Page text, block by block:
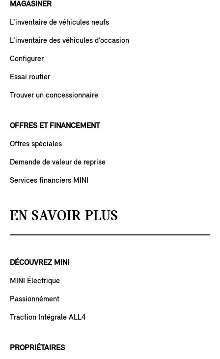
MAGASINER
L’inventaire de véhicules neufs
L’inventaire des véhicules d’occasion
Configurer
Essai routier
Trouver un concessionnaire
OFFRES ET FINANCEMENT
Offres spéciales
Demande de valeur de reprise
Services financiers MINI
EN SAVOIR PLUS
DÉCOUVREZ MINI
MINI Électrique
Passionnément
Traction Intégrale ALL4
PROPRIÉTAIRES